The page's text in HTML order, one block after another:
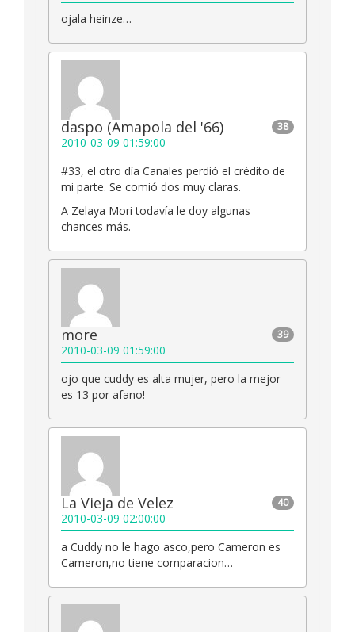
ojala heinze…
38
daspo (Amapola del '66)
2010-03-09 01:59:00
#33, el otro día Canales perdió el crédito de
mi parte. Se comió dos muy claras.
A Zelaya Mori todavía le doy algunas
chances más.
39
more
2010-03-09 01:59:00
ojo que cuddy es alta mujer, pero la mejor
es 13 por afano!
40
La Vieja de Velez
2010-03-09 02:00:00
a Cuddy no le hago asco,pero Cameron es
Cameron,no tiene comparacion…